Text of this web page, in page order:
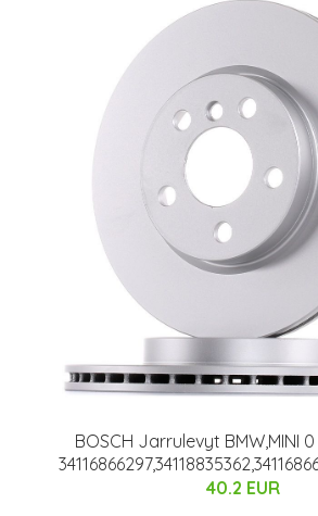
BOSCH Jarrulevyt BMW,MINI 0
40.2 EUR